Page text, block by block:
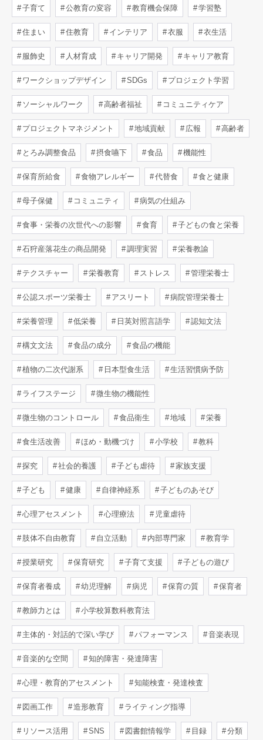
子育て 公教育の変容 教育機会保障 学習塾
住まい 住教育 インテリア 衣服 衣生活
服飾史 人材育成 キャリア開発 キャリア教育
ワークショップデザイン SDGs プロジェクト学習
ソーシャルワーク 高齢者福祉 コミュニティケア
プロジェクトマネジメント 地域貢献 広報 高齢者
とろみ調整食品 摂食嚥下 食品 機能性
保育所給食 食物アレルギー 代替食 食と健康
母子保健 コミュニティ 病気の仕組み
食事・栄養の次世代への影響 食育 子どもの食と栄養
石狩産落花生の商品開発 調理実習 栄養教諭
テクスチャー 栄養教育 ストレス 管理栄養士
公認スポーツ栄養士 アスリート 病院管理栄養士
栄養管理 低栄養 日英対照言語学 認知文法
構文文法 食品の成分 食品の機能
植物の二次代謝系 日本型食生活 生活習慣病予防
ライフステージ 微生物の機能性
微生物のコントロール 食品衛生 地域 栄養
食生活改善 ほめ・動機づけ 小学校 教科
探究 社会的養護 子ども虐待 家族支援
子ども 健康 自律神経系 子どものあそび
心理アセスメント 心理療法 児童虐待
肢体不自由教育 自立活動 内部専門家 教育学
授業研究 保育研究 子育て支援 子どもの遊び
保育者養成 幼児理解 病児 保育の質 保育者
教師力とは 小学校算数科教育法
主体的・対話的で深い学び パフォーマンス 音楽表現
音楽的な空間 知的障害・発達障害
心理・教育的アセスメント 知能検査・発達検査
図画工作 造形教育 ライティング指導
リソース活用 SNS 図書館情報学 目録 分類